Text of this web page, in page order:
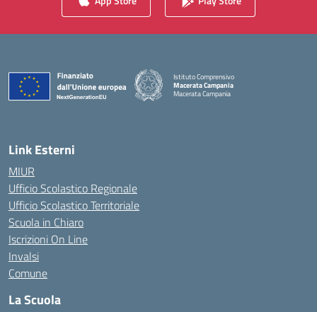
Istituto Comprensivo
Macerata Campania
Macerata Campania
— Visita la pagina iniziale della scuola
Link Esterni
MIUR
Ufficio Scolastico Regionale
Ufficio Scolastico Territoriale
Scuola in Chiaro
Iscrizioni On Line
Invalsi
Comune
La Scuola